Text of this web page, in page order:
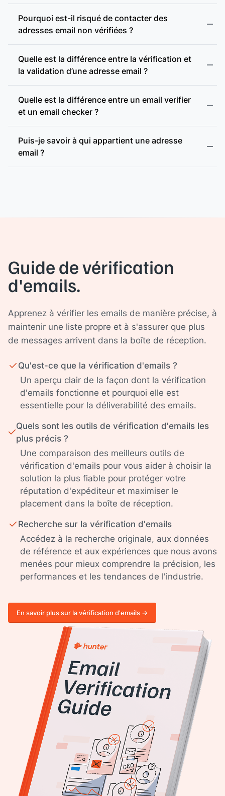
Vérification SMTP :
Domaine accept-all :
accept-all (catch-all)
Vérification des domaines accept-all :
Pourquoi est-il risqué de contacter des
adresses email non vérifiées ?
Quelle est la différence entre la vérification et
la validation d’une adresse email ?
Quelle est la différence entre un email verifier
et un email checker ?
Puis-je savoir à qui appartient une adresse
email ?
Guide de vérification
d'emails.
Apprenez à vérifier les emails de manière précise, à
maintenir une liste propre et à s'assurer que plus
de messages arrivent dans la boîte de réception.
Qu'est-ce que la vérification d'emails ?
Un aperçu clair de la façon dont la vérification
d'emails fonctionne et pourquoi elle est
essentielle pour la déliverabilité des emails.
Quels sont les outils de vérification d'emails les
plus précis ?
Une comparaison des meilleurs outils de
vérification d'emails pour vous aider à choisir la
solution la plus fiable pour protéger votre
réputation d'expéditeur et maximiser le
placement dans la boîte de réception.
Recherche sur la vérification d'emails
Accédez à la recherche originale, aux données
de référence et aux expériences que nous avons
menées pour mieux comprendre la précision, les
performances et les tendances de l'industrie.
En savoir plus sur la vérification d'emails ->